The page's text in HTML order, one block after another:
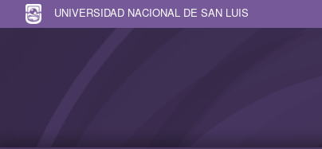
UNIVERSIDAD NACIONAL DE SAN LUIS